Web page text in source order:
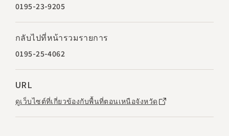
0195-23-9205
กลับไปที่หน้ารวมรายการ
0195-25-4062
URL
ดูเว็บไซต์ที่เกี่ยวข้องกับพื้นที่ตอนเหนือจังหวัด